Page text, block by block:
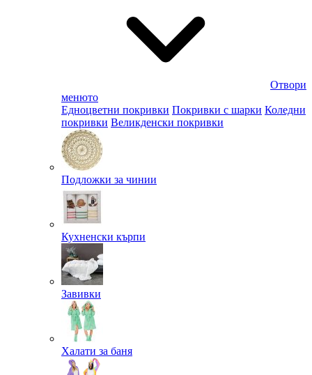
Отвори
менюто
Едноцветни покривки Покривки с шарки Коледни
покривки Великденски покривки
Подложки за чинии
Кухненски кърпи
Завивки
Халати за баня